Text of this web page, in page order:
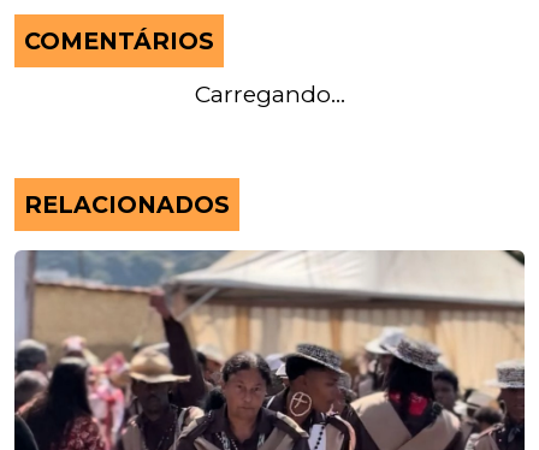
COMENTÁRIOS
Carregando...
RELACIONADOS